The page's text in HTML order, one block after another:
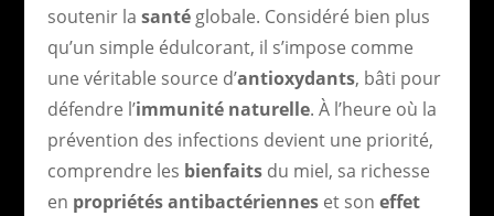
soutenir la santéglobale. Considéré bien plus
qu’un simple édulcorant, il s’impose comme
une véritable source d’antioxydants, bâti pour
défendre l’immunité naturelle. À l’heure où la
prévention des infections devient une priorité,
comprendre les bienfaitsdu miel, sa richesse
en propriétés antibactérienneset son effet